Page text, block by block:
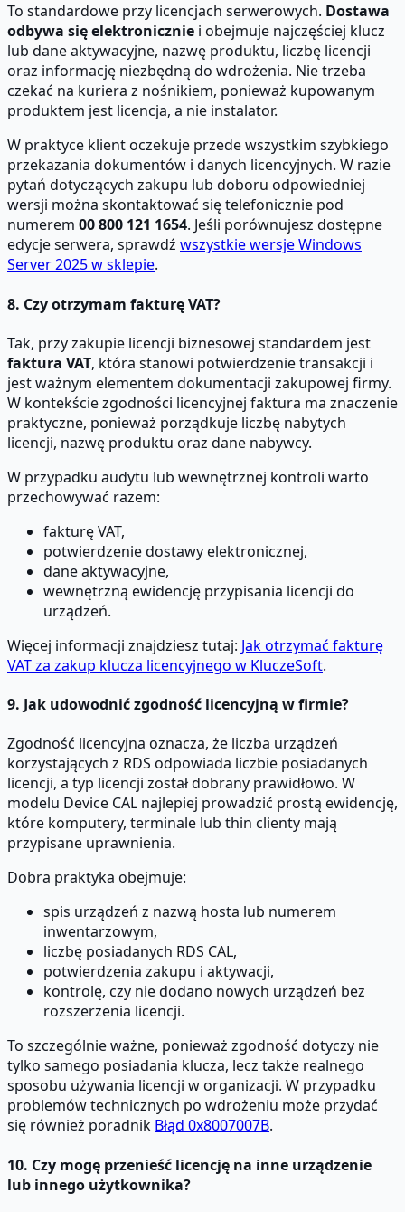
To standardowe przy licencjach serwerowych. Dostawa
odbywa się elektronicznie i obejmuje najczęściej klucz
lub dane aktywacyjne, nazwę produktu, liczbę licencji
oraz informację niezbędną do wdrożenia. Nie trzeba
czekać na kuriera z nośnikiem, ponieważ kupowanym
produktem jest licencja, a nie instalator.
W praktyce klient oczekuje przede wszystkim szybkiego
przekazania dokumentów i danych licencyjnych. W razie
pytań dotyczących zakupu lub doboru odpowiedniej
wersji można skontaktować się telefonicznie pod
numerem 00 800 121 1654. Jeśli porównujesz dostępne
edycje serwera, sprawdź wszystkie wersje Windows
Server 2025 w sklepie.
8. Czy otrzymam fakturę VAT?
Tak, przy zakupie licencji biznesowej standardem jest
faktura VAT, która stanowi potwierdzenie transakcji i
jest ważnym elementem dokumentacji zakupowej firmy.
W kontekście zgodności licencyjnej faktura ma znaczenie
praktyczne, ponieważ porządkuje liczbę nabytych
licencji, nazwę produktu oraz dane nabywcy.
W przypadku audytu lub wewnętrznej kontroli warto
przechowywać razem:
fakturę VAT,
potwierdzenie dostawy elektronicznej,
dane aktywacyjne,
wewnętrzną ewidencję przypisania licencji do
urządzeń.
Więcej informacji znajdziesz tutaj: Jak otrzymać fakturę
VAT za zakup klucza licencyjnego w KluczeSoft.
9. Jak udowodnić zgodność licencyjną w firmie?
Zgodność licencyjna oznacza, że liczba urządzeń
korzystających z RDS odpowiada liczbie posiadanych
licencji, a typ licencji został dobrany prawidłowo. W
modelu Device CAL najlepiej prowadzić prostą ewidencję,
które komputery, terminale lub thin clienty mają
przypisane uprawnienia.
Dobra praktyka obejmuje:
spis urządzeń z nazwą hosta lub numerem
inwentarzowym,
liczbę posiadanych RDS CAL,
potwierdzenia zakupu i aktywacji,
kontrolę, czy nie dodano nowych urządzeń bez
rozszerzenia licencji.
To szczególnie ważne, ponieważ zgodność dotyczy nie
tylko samego posiadania klucza, lecz także realnego
sposobu używania licencji w organizacji. W przypadku
problemów technicznych po wdrożeniu może przydać
się również poradnik Błąd 0x8007007B.
10. Czy mogę przenieść licencję na inne urządzenie
lub innego użytkownika?